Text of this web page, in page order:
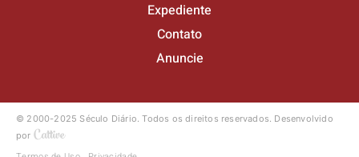
Expediente
Contato
Anuncie
© 2000-2025 Século Diário.Todos os direitos reservados. Desenvolvido
por